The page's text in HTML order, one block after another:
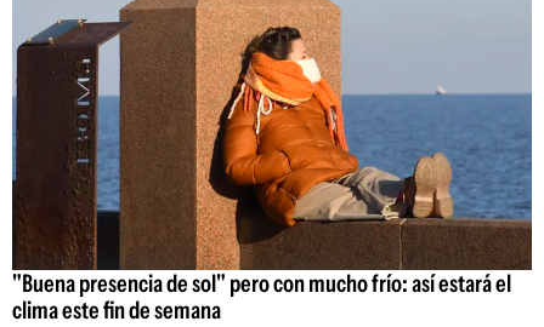
"Buena presencia de sol" pero con mucho frío: así estará el
clima este fin de semana